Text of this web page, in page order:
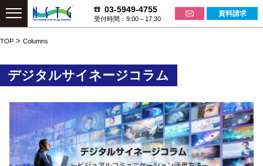
03-5949-4755
受付時間：9:00～17:30
資料請求
TOP > Columns
デジタルサイネージコラム